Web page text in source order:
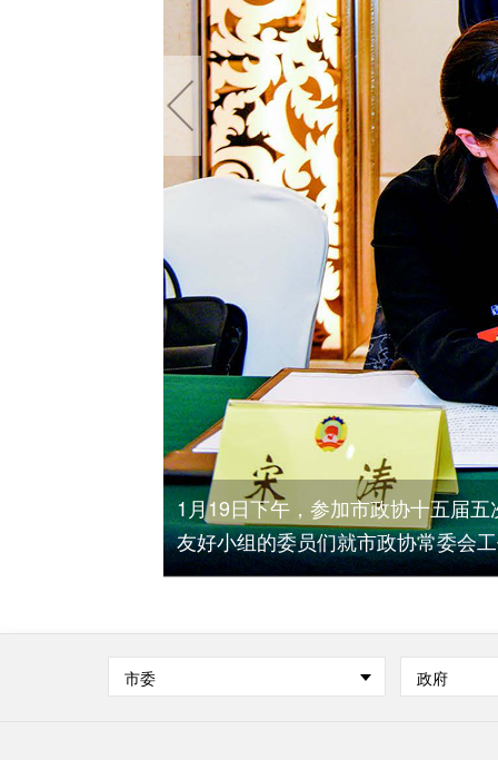
1月19日下午，参加市政协十五届
友好小组的委员们就市政协常委会
市委 政府